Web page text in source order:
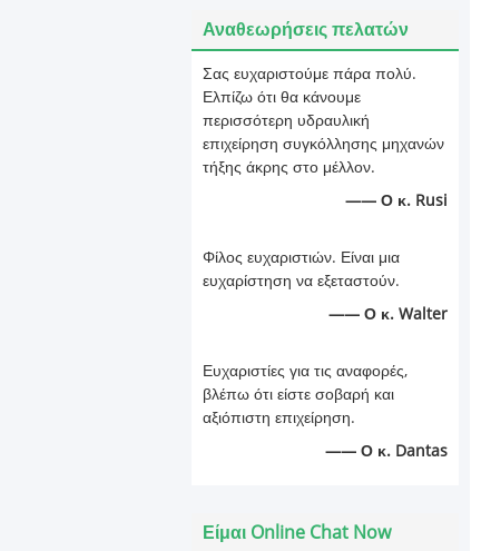
Αναθεωρήσεις πελατών
Σας ευχαριστούμε πάρα πολύ.
Ελπίζω ότι θα κάνουμε
περισσότερη υδραυλική
επιχείρηση συγκόλλησης μηχανών
τήξης άκρης στο μέλλον.
—— Ο κ. Rusi
Φίλος ευχαριστιών. Είναι μια
ευχαρίστηση να εξεταστούν.
—— Ο κ. Walter
Ευχαριστίες για τις αναφορές,
βλέπω ότι είστε σοβαρή και
αξιόπιστη επιχείρηση.
—— Ο κ. Dantas
Είμαι Online Chat Now